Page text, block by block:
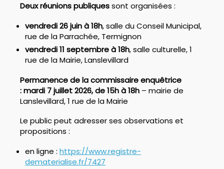
Deux réunions publiquessont organisées :
vendredi 26 juin à 18h, salle du Conseil Municipal,
rue de la Parrachée, Termignon
vendredi 11 septembre à 18h, salle culturelle, 1
rue de la Mairie, Lanslevillard
Permanence de la commissaire enquêtrice
:mardi 7 juillet 2026, de 15h à 18h – mairie de
Lanslevillard, 1 rue de la Mairie
Le public peut adresser ses observations et
propositions :
en ligne : https://www.registre-
dematerialise.fr/7427